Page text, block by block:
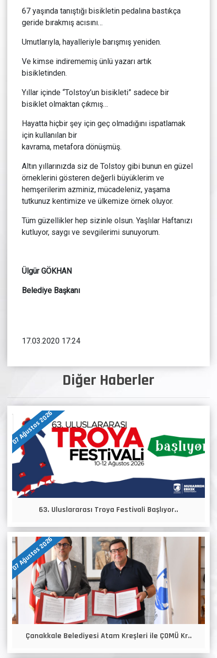
Diğer Haberler
07 Ağustos 2026
63. Uluslararası Troya Festivali Başlıyor..
07 Ağustos 2026
Çanakkale Belediyesi Atam Kreşleri ile ÇOMÜ Kr..
67 yaşında tanıştığı bisikletin pedalına bastıkça
geride bırakmış acısını…
Umutlarıyla, hayalleriyle barışmış yeniden.
Ve kimse indirememiş ünlü yazarı artık
bisikletinden.
Yıllar içinde “Tolstoy’un bisikleti” sadece bir
bisiklet olmaktan çıkmış…
Hayatta hiçbir şey için geç olmadığını ispatlamak
için kullanılan bir
kavrama, metafora dönüşmüş.
Altın yıllarınızda siz de Tolstoy gibi bunun en güzel
örneklerini gösteren değerli büyüklerim ve
hemşerilerim azminiz, mücadeleniz, yaşama
tutkunuz kentimize ve ülkemize örnek oluyor.
Tüm güzellikler hep sizinle olsun. Yaşlılar Haftanızı
kutluyor, saygı ve sevgilerimi sunuyorum.
Ülgür GÖKHAN
Belediye Başkanı
17.03.2020 17:24